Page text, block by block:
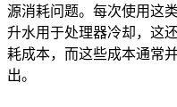
源消耗问题。每次使用这
升水用于处理器冷却，这
耗成本，而这些成本通常
出。